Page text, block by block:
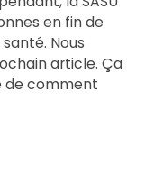
en fin de
Nous
article. Ça
de comment